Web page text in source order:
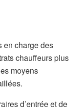
en charge des
chauffeurs plus
moyens
d’entrée et de